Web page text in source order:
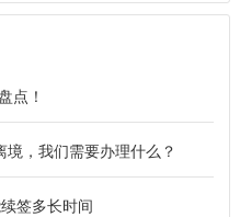
点！
，我们需要办理什么？
签多长时间